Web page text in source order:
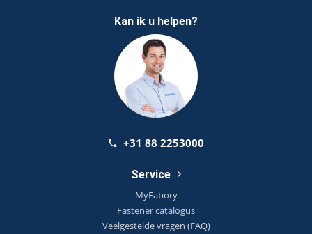
Kan ik u helpen?
+31 88 2253000
Service
MyFabory
Fastener catalogus
Veelgestelde vragen (FAQ)